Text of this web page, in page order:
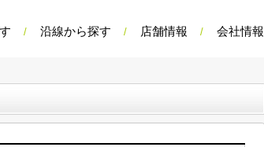
沿線から探す 店舗情報 会社情報